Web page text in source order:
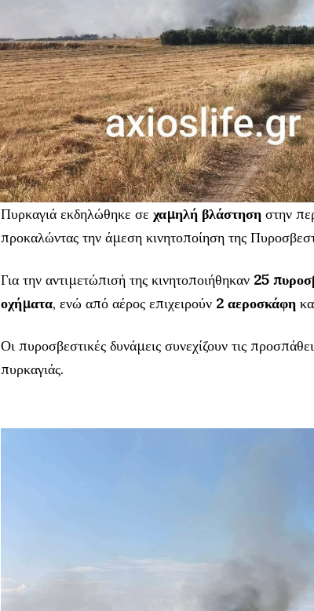
Πυρκαγιά εκδηλώθηκε σε χαμηλή βλάστηση στην
προκαλώντας την άμεση κινητοποίηση της
Για την αντιμετώπισή της κινητοποιήθηκαν 25
οχήματα, ενώ από αέρος επιχειρούν 2 αεροσκάφη
Οι πυροσβεστικές δυνάμεις συνεχίζουν τις
πυρκαγιάς.